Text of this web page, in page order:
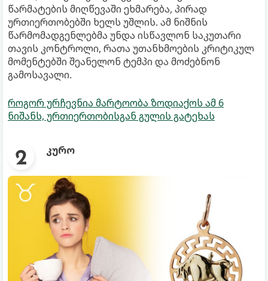
წარმატების მიღწევაში ეხმარება, პირად
ურთიერთობებში ხელს უშლის. ამ ნიშნის
წარმომადგენლებმა უნდა ისწავლონ საკუთარი
თავის კონტროლი, რათა უთანხმოების კრიტიკულ
მომენტებში შეანელონ ტემპი და მოძებნონ
გამოსავალი.
როგორ ურჩევნია მარტოობა ზოდიაქოს ამ 6
ნიშანს, ურთიერთობისგან გულის გატეხას
კურო